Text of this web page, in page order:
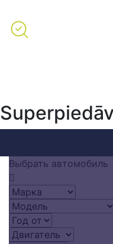
Выбрать автомобиль